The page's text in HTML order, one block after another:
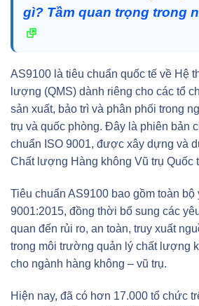
gì? Tầm quan trọng trong
AS9100 là tiêu chuẩn quốc tế về Hệ
lượng (QMS) dành riêng cho các tổ
sản xuất, bảo trì và phân phối trong
trụ và quốc phòng. Đây là phiên bản
chuẩn ISO 9001, được xây dựng và
Chất lượng Hàng không Vũ trụ Quốc
Tiêu chuẩn AS9100 bao gồm toàn bộ
9001:2015, đồng thời bổ sung các
quan đến rủi ro, an toàn, truy xuất
trong môi trường quản lý chất lượng
cho ngành hàng không – vũ trụ.
Hiện nay, đã có hơn 17.000 tổ chức